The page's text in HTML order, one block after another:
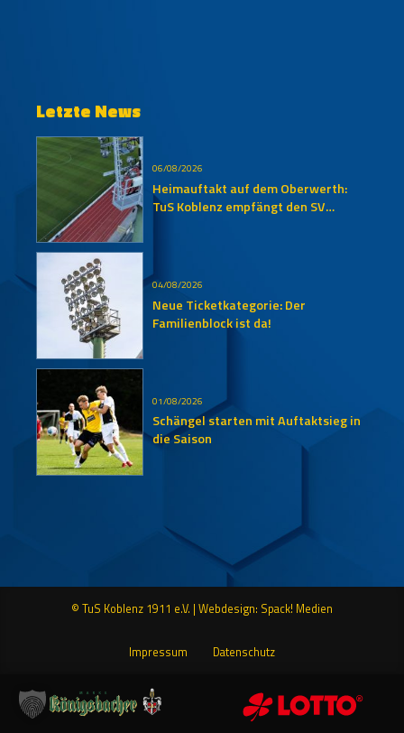
Letzte News
06/08/2026
Heimauftakt auf dem Oberwerth:
TuS Koblenz empfängt den SV
04/08/2026
Neue Ticketkategorie: Der
Familienblock ist da!
01/08/2026
Schängel starten mit Auftaktsieg in
die Saison
© TuS Koblenz 1911 e.V. | Webdesign: Spack! Medien
Impressum Datenschutz